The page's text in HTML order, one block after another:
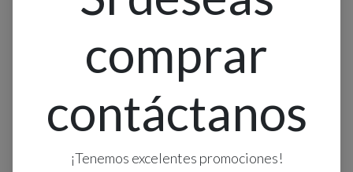
comprar
contáctanos
¡Tenemos excelentes promociones!